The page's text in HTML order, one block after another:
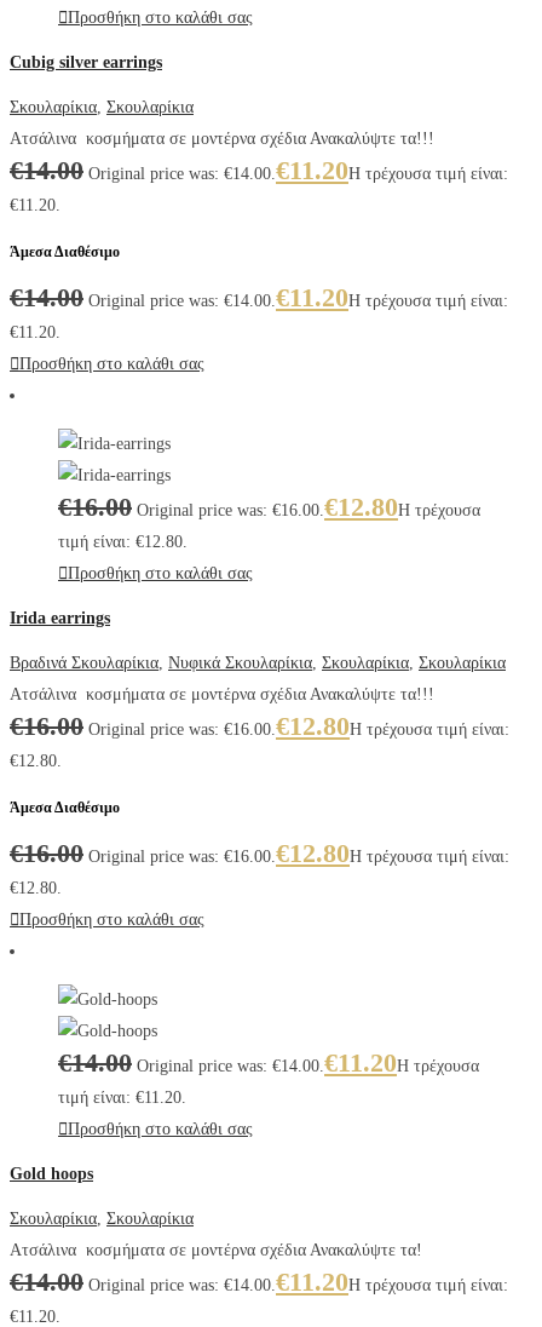
Προσθήκη στο καλάθι σας
Cubig silver earrings
Σκουλαρίκια Σκουλαρίκια
Ατσάλινα κοσμήματα σε μοντέρνα σχέδια Ανακαλύψτε τα!!!
€14.00 Original price was: €14.00. €11.20Η τρέχουσα τιμή είναι:
€11.20.
Άμεσα Διαθέσιμο
€14.00 Original price was: €14.00. €11.20Η τρέχουσα τιμή είναι:
€11.20.
Προσθήκη στο καλάθι σας
€16.00 Original price was: €16.00. €12.80Η τρέχουσα
τιμή είναι: €12.80.
Προσθήκη στο καλάθι σας
Irida earrings
Βραδινά Σκουλαρίκια Νυφικά Σκουλαρίκια Σκουλαρίκια Σκουλαρίκια
Ατσάλινα κοσμήματα σε μοντέρνα σχέδια Ανακαλύψτε τα!!!
€16.00 Original price was: €16.00. €12.80Η τρέχουσα τιμή είναι:
€12.80.
Άμεσα Διαθέσιμο
€16.00 Original price was: €16.00. €12.80Η τρέχουσα τιμή είναι:
€12.80.
Προσθήκη στο καλάθι σας
€14.00 Original price was: €14.00. €11.20Η τρέχουσα
τιμή είναι: €11.20.
Προσθήκη στο καλάθι σας
Gold hoops
Σκουλαρίκια Σκουλαρίκια
Ατσάλινα κοσμήματα σε μοντέρνα σχέδια Ανακαλύψτε τα!
€14.00 Original price was: €14.00. €11.20Η τρέχουσα τιμή είναι:
€11.20.